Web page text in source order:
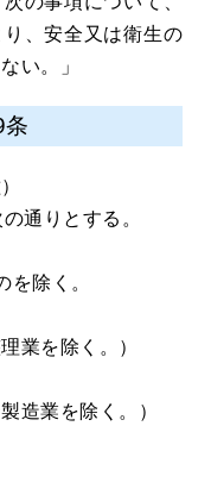
、安全又は衛生の
い。」
通りとする。
除く。
業を除く。）
造業を除く。）